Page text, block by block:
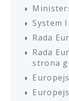
System
Rada
Rada
strona